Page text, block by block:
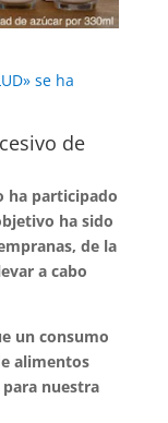
se ha
de
ha participado
ha sido
de la
a cabo
un consumo
alimentos
nuestra